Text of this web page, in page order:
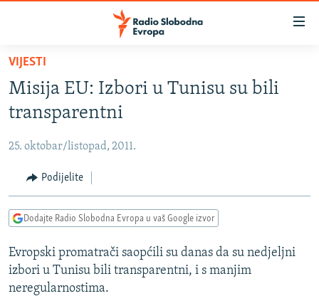
Pređite
glavni
sadržaj
na
navigaciju
Pređite
na
BOSNA I HERCEGOVINA
KOSOVO
CRNA GORA
VIDEO
FOTOGALERIJE
INFOGRAFIKE
PODCASTI
RAT U UKRAJINI
KINA NA BALKANU
VIJESTI
Misija EU: Izbori u Tunisu su bili
transparentni
25. oktobar/listopad, 2011.
Podijelite
Dodajte Radio Slobodna Evropa u vaš Google izvor
Evropski promatrači saopćili su danas da su nedjeljni
izbori u Tunisu bili transparentni, i s manjim
neregularnostima.